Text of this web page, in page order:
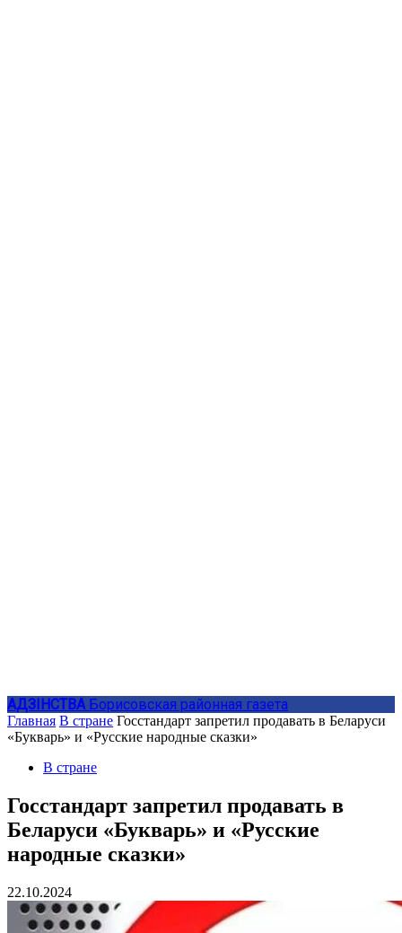
АДЗIНСТВА Борисовская районная газета
Главная В стране Госстандарт запретил продавать в Беларуси
«Букварь» и «Русские народные сказки»
В стране
Госстандарт запретил продавать в
Беларуси «Букварь» и «Русские
народные сказки»
22.10.2024